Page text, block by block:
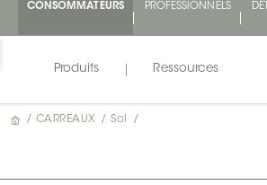
CONSOMMATEURS PROFESSIONNELS
Produits Ressources
/ CARREAUX / Sol /